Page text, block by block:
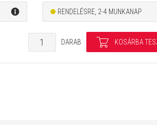
RENDELÉSRE, 2-4 MUNKANAP
DARAB